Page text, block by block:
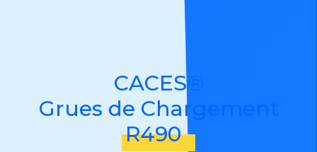
CACES®
Grues de Chargement
R490